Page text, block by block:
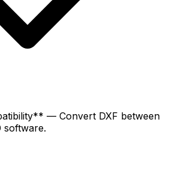
— Convert DXF between
software.